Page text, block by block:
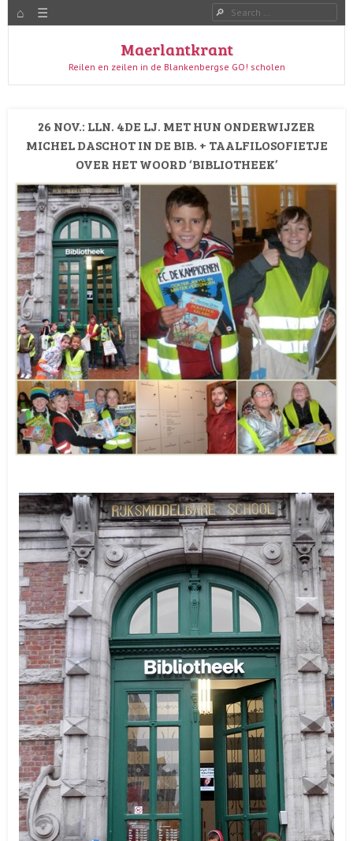
HOME Search
Maerlantkrant
Reilen en zeilen in de Blankenbergse GO! scholen
26 NOV.: LLN. 4DE LJ. MET HUN ONDERWIJZER
MICHEL DASCHOT IN DE BIB. + TAALFILOSOFIETJE
OVER HET WOORD ‘BIBLIOTHEEK’